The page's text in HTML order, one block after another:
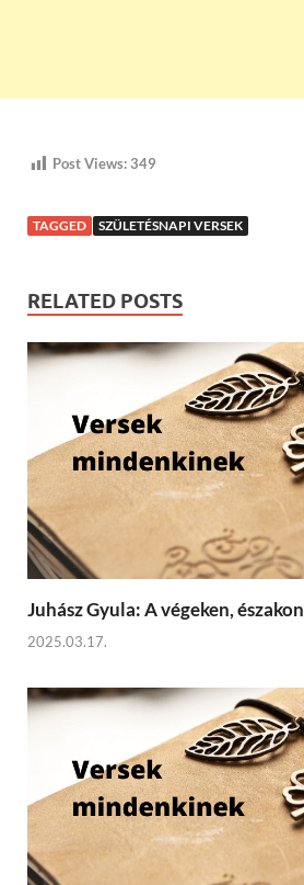
Post Views:349
TAGGED SZÜLETÉSNAPI VERSEK
RELATED POSTS
Juhász Gyula: A végeken, északon
2025.03.17.